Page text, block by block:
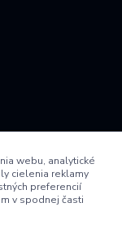
webu, analytické
cielenia reklamy
preferencií
v spodnej časti